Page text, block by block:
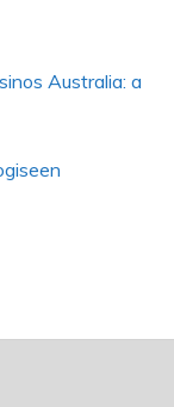
Australia: a